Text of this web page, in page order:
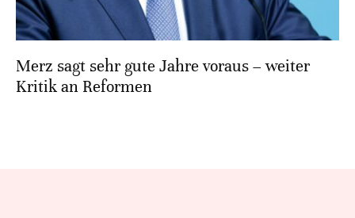
Merz sagt sehr gute Jahre voraus – weiter
Kritik an Reformen